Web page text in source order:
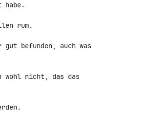
habe.
rum.
befunden, auch was
wohl nicht, das das